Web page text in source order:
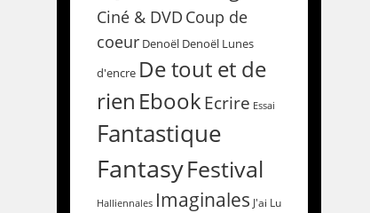
Ciné & DVD Coup de
coeur Denoël Denoël Lunes
d'encre De tout et de
rien EbookEcrire Essai
Fantastique
FantasyFestival
Halliennales Imaginales J'ai Lu